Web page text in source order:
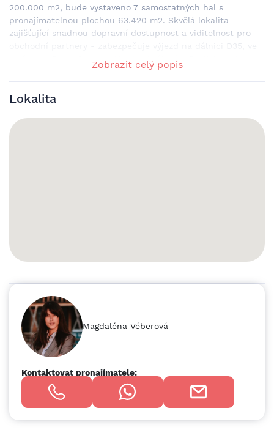
200.000 m2, bude vystaveno 7 samostatných hal s
pronajímatelnou plochou 63.420 m2. Skvělá lokalita
zajišťující snadnou dopravní dostupnost a viditelnost pro
směru na Brno, Ostrava, Hradec Králové a Bratislava. K
DISPOZICI ⦿ od podpisu smlouvy, cca 6 - 9 měsíců ⦿
konkrétní délka dodání haly závisí na konkrétní
specifikaci/rozsahu klientských úprav AKTUÁLNĚ ⦿ Hala A -
požadavku ⦿ Hala C - k dispozici ve stavu shell&core 8.500
m2; probíhají přípravy jednotek pro nájemce ⦿ Hala D - k
(lze upravit) ⦿ možnost cross-dock, variabilní počet
parkovacích stání ⦿ přístup pomocí kombinace úrovňového
plochy ⦿ možnost vytápění tepelným čerpadlem LOKALITA
⦿ 4km exit 276 z D35 ⦿ 5km exit 281 z D35 ⦿ Přerov
26km, Prostějov 20 km, Brno 90km, Ostrava 80 km,
Katowice 170 km ⦿ BUS zastávka přímo v areálu CENA
Cena závisí na délce smlouvy. Pro konkrétní nabídku nás
neváhejte kontaktovat. Více informací rádi poskytneme na
vyžádání. Fotografie - vizualizace projektu + průběh
Zobrazit celý popis
Lokalita
Magdaléna Véberová
Kontaktovat pronajímatele: